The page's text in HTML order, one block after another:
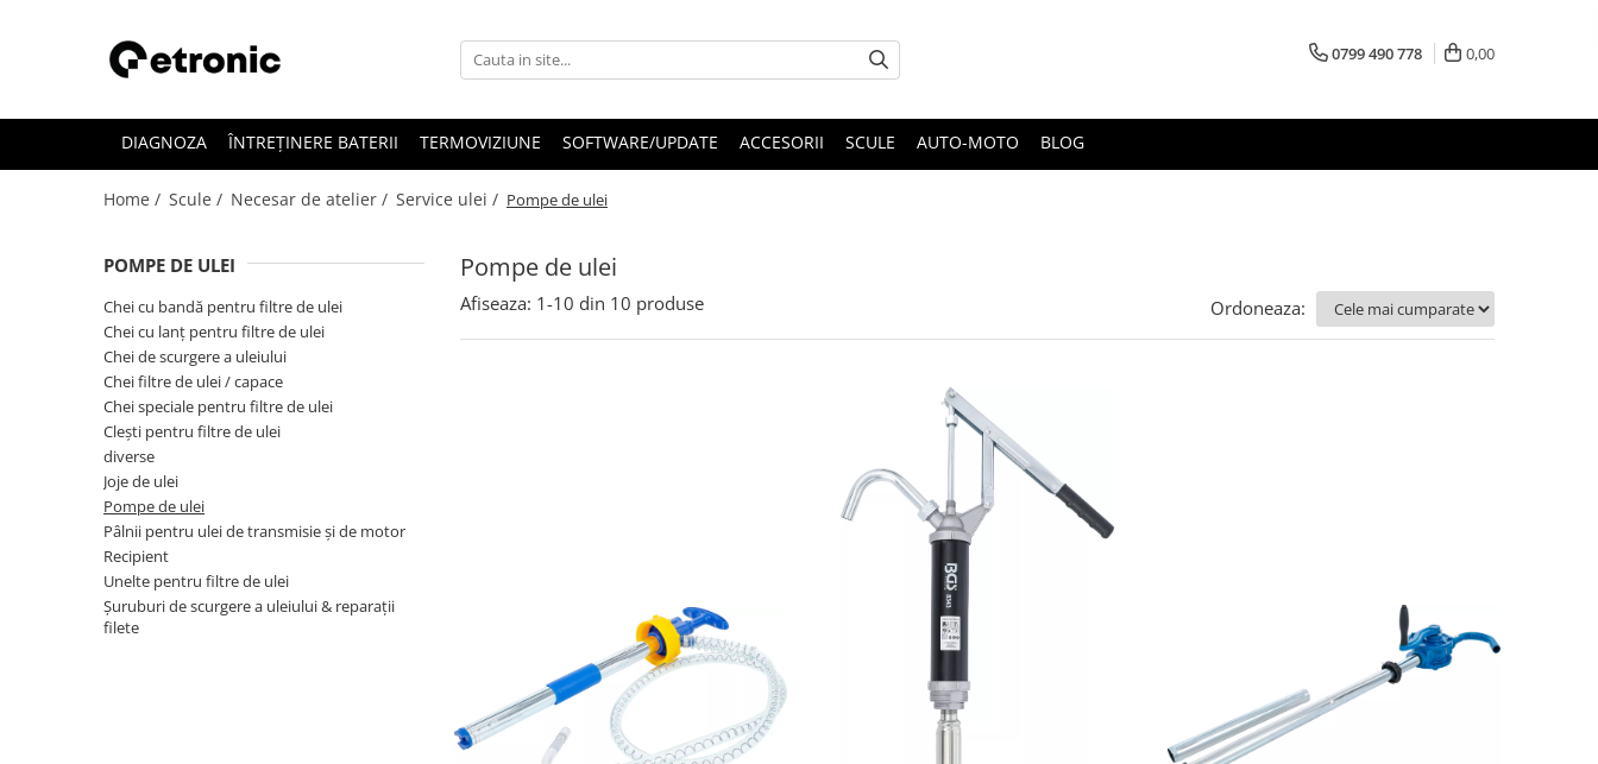
0799 490 778 0,00
DIAGNOZA ÎNTREȚINERE BATERII TERMOVIZIUNE SOFTWARE/UPDATE ACCESORII SCULE AUTO-MOTO BLOG
Home / Scule / Necesar de atelier / Service ulei / Pompe de ulei
Pompe de ulei
POMPE DE ULEI
Chei cu bandă pentru filtre de ulei
Chei cu lanţ pentru filtre de ulei
Chei de scurgere a uleiului
Chei filtre de ulei / capace
Chei speciale pentru filtre de ulei
Cleşti pentru filtre de ulei
diverse
Joje de ulei
Pompe de ulei
Pâlnii pentru ulei de transmisie şi de motor
Recipient
Unelte pentru filtre de ulei
Şuruburi de scurgere a uleiului & reparaţii
filete
Afiseaza: 1-10 din 10 produse Ordoneaza: